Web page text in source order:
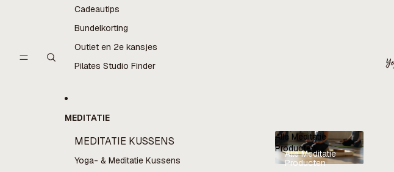
Cadeautips
Bundelkorting
Outlet en 2e kansjes
Pilates Studio Finder
MEDITATIE
MEDITATIE KUSSENS
Yoga- & Meditatie Kussens
Alle Meditatie
Producten
Alle Meditatie
Producten